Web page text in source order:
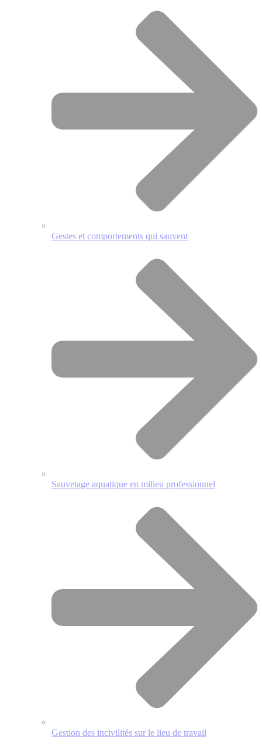
Gestes et comportements qui sauvent
Sauvetage aquatique en milieu professionnel
Gestion des incivilités sur le lieu de travail